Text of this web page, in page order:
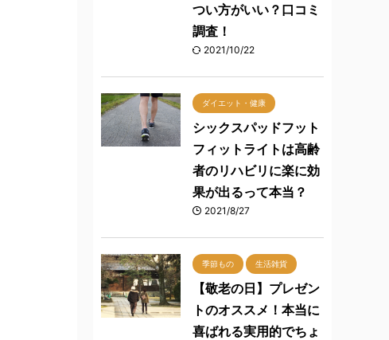
つい方がいい？口コミ
調査！
2021/10/22
ダイエット・健康
シックスパッドフット
フィットライトは高齢
者のリハビリに楽に効
果が出るって本当？
2021/8/27
季節もの 生活雑貨
【敬老の日】プレゼン
トのオススメ！本当に
喜ばれる実用的でちょ